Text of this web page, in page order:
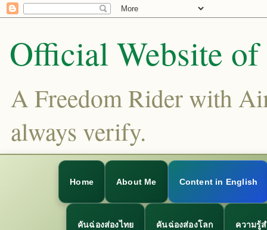
Official Website
A Freedom Rider with
always verify.
Home About Me Content in English
คันฉ่องส่องไทย คันฉ่องส่องโลก ความรู้